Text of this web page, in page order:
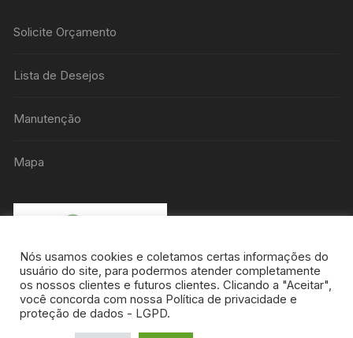
Solicite Orçamento
Lista de Desejos
Manutenção
Mapa
Nós usamos cookies e coletamos certas informações do
usuário do site, para podermos atender completamente
os nossos clientes e futuros clientes. Clicando a "Aceitar",
você concorda com nossa Política de privacidade e
proteção de dados - LGPD.